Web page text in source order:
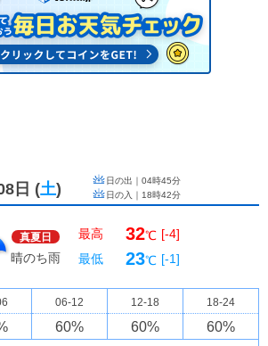
日 (土) 日の出｜ 04時45分
日の入｜ 18時42分
真夏日
晴のち雨
最高 32℃ [-4]
最低
23℃ [-1]
06-12 12-18 18-24
60% 60% 60%